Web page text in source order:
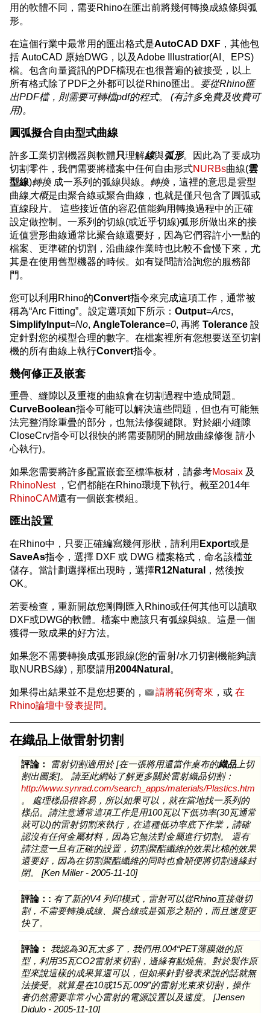
用的軟體不同，需要Rhino在匯出前將幾何轉換成線條與弧
形。
在這個行業中最常用的匯出格式是AutoCAD DXF ，其他包
括 AutoCAD 原始DWG，以及Adobe Illustratior(AI、EPS)
檔。包含向量資訊的PDF檔現在也很普遍的被接受，以上
所有格式除了PDF之外都可以從Rhino匯出。 要從Rhino匯
出PDF檔，則需要可轉檔pdf的程式。 (有許多免費及收費可
用)。
圓弧擬合自由型式曲線
許多工業切割機器與軟體只理解線與弧形。因此為了要成功
切割零件，我們需要將檔案中任何自由形式NURBs曲線(雲
型線)轉換 成一系列的弧線與線。 轉換 ，這裡的意思是雲型
曲線 大概是由聚合線或聚合曲線，也就是僅只包含了圓弧或
直線段片。 這些接近值的容忍值能夠用轉換過程中的正確
設定做控制。一系列的切線(或近乎切線)弧形所做出來的接
近值雲形曲線通常比聚合線還要好，因為它們容許小一點的
檔案、更準確的切割，沿曲線作業時也比較不會慢下來，尤
其是在使用舊型機器的時候。如有疑問請洽詢您的服務部
門。
您可以利用Rhino的Convert指令來完成這項工作，通常被
稱為“Arc Fitting”。設定選項如下所示： Output=Arcs,
SimplifyInput=No, AngleTolerance=0, 再將 Tolerance 設
定針對您的模型合理的數字。在檔案裡所有您想要送至切割
機的所有曲線上執行Convert指令。
幾何修正及嵌套
重疊、縫隙以及重複的曲線會在切割過程中造成問題。
CurveBoolean指令可能可以解決這些問題，但也有可能無
法完整消除重疊的部分，也無法修復縫隙。對於細小縫隙
CloseCrv指令可以很快的將需要關閉的開放曲線修復 請小
心執行)。
如果您需要將許多配置嵌套至標準板材，請參考Mosaix 及
RhinoNest，它們都能在Rhino環境下執行。截至2014年
RhinoCAM還有一個嵌套模組。
匯出設置
在Rhino中，只要正確編寫幾何形狀，請利用 Export或是
SaveAs指令，選擇 DXF 或 DWG 檔案格式，命名該檔並
儲存。當計劃選擇框出現時，選擇R12Natural
，然後按
OK。
若要檢查，重新開啟您剛剛匯入Rhino或任何其他可以讀取
DXF或DWG的軟體。檔案中應該只有弧線與線。這是一個
獲得一致成果的好方法。
如果您不需要轉換成弧形跟線(您的雷射/水刀切割機能夠讀
取NURBS線)，那麼請用2004Natural 。
如果得出結果並不是您想要的， 請將範例寄來 ，或 在
Rhino論壇中發表提問。
在織品上做雷射切割
評論： 雷射切割適用於 [在一張將用還當作桌布的織品上切
割出圖案]。 請至此網站了解更多關於雷射織品切割：
http://www.synrad.com/search_apps/materials/Plastics.htm
。 處理樣品很容易，所以如果可以，就在當地找一系列的
樣品。請注意通常這項工作是用100瓦以下低功率(30瓦通常
就可以)的雷射切割來執行，在這種低功率底下作業，請確
認沒有任何金屬材料，因為它無法對金屬進行切割。 還有
請注意一旦有正確的設置，切割聚酯纖維的效果比棉的效果
還要好，因為在切割聚酯纖維的同時也會順便將切割邊緣封
閉。 [Ken Miller - 2005-11-10]
評論：: 有了新的V4 列印模式，雷射可以從Rhino直接做切
割，不需要轉換成線、聚合線或是弧形之類的，而且速度更
快了。
評論：
我認為30瓦太多了，我們用.004“PET薄膜做的原
型，利用35瓦CO2雷射來切割，邊緣有點燒焦。對於製作原
型來說這樣的成果算還可以，但如果針對發表來說的話就無
法接受。就算是在10或15瓦.009”的雷射光束來切割，操作
者仍然需要非常小心雷射的電源設置以及速度。 [Jensen
Didulo - 2005-11-10]